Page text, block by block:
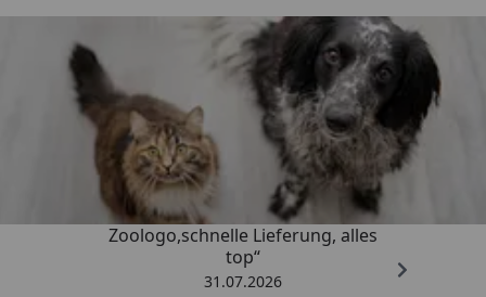
Trusted Shops
4,74/ 5
„Gute Erfahrung mit
Zoologo,schnelle Lieferung, alles
top“
31.07.2026